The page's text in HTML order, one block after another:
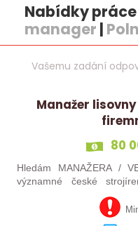
Nabídky práce
manager |
Vašemu zadání
Manažer
80
Hledám MANAŽERA /
významné české
novou pracovní výzvu,
jste silný v komunikaci a